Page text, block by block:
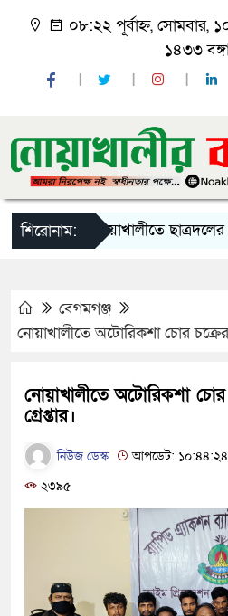
০৮:২২ পূর্বাহ্ন, সোমবার,
১৪৩৩
শিরোনাম:নোয়াখালীতে ছাত্রদলের
বেগমগঞ্জ
নোয়াখালীতে অটোরিকশা চোর চক্রের
নোয়াখালীতে অটোরিকশা
গ্রেপ্তার।
নিউজ ডেস্ক
আপডেট: ১০:৪৪:২৪
২৩৯৫